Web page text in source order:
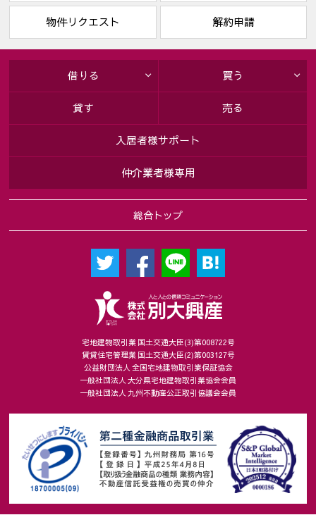
物件リクエスト 解約申請
宅地建物取引業 国土交通大臣(3)第008722号
賃貸住宅管理業 国土交通大臣(2)第003127号
公益財団法人 全国宅地建物取引業保証協会
一般社団法人 大分県宅地建物取引業協会会員
一般社団法人 九州不動産公正取引協議会会員
総合トップ
借りる 買う
貸す 売る
入居者様サポート
仲介業者様専用